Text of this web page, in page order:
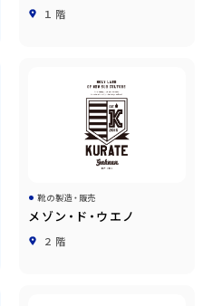
１階
靴の製造・販売
メゾン・ド・ウエノ
２階